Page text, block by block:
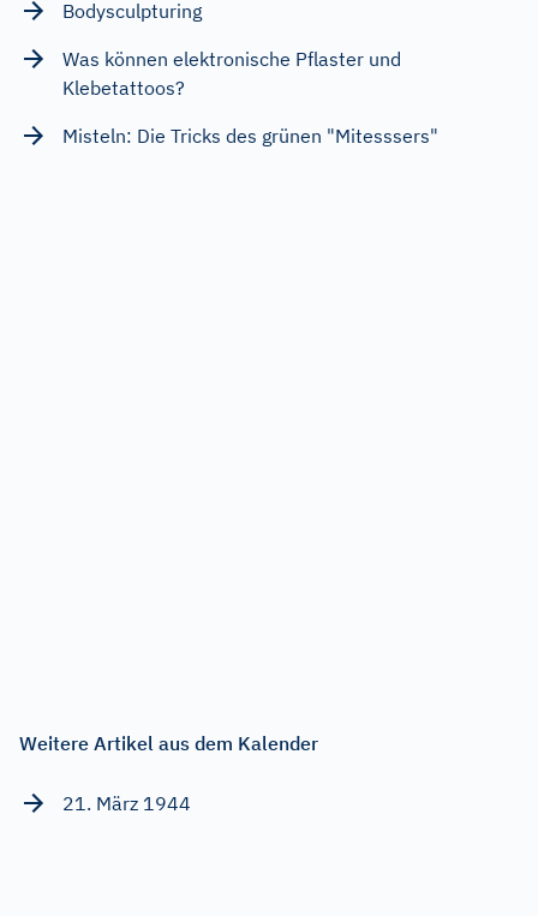
Bodysculpturing
Was können elektronische Pflaster und
Klebetattoos?
Misteln: Die Tricks des grünen "Mitesssers"
Weitere Artikel aus dem Kalender
21. März 1944